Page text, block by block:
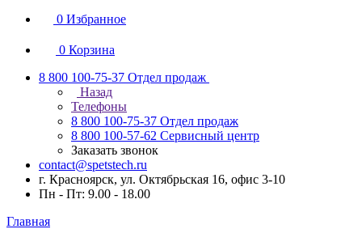
0 Избранное
0 Корзина
8 800 100-75-37 Отдел продаж
Назад
Телефоны
8 800 100-75-37 Отдел продаж
8 800 100-57-62 Сервисный центр
Заказать звонок
contact@spetstech.ru
г. Красноярск, ул. Октябрьская 16, офис 3-10
Пн - Пт: 9.00 - 18.00
Главная